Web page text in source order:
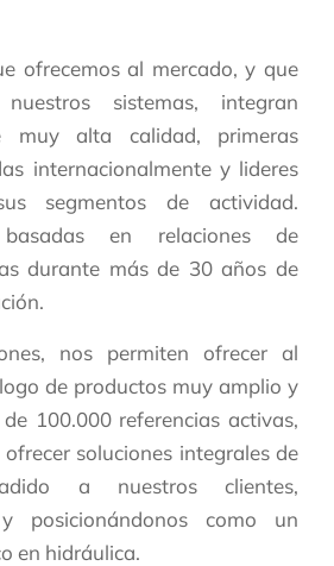
ofrecemos al mercado, y que
sistemas, integran
muy alta calidad, primeras
internacionalmente y lideres
segmentos de actividad.
basadas en relaciones de
durante más de 30 años de
nos permiten ofrecer al
de productos muy amplio y
100.000 referencias activas,
soluciones integrales de
a nuestros clientes,
posicionándonos como un
en hidráulica.